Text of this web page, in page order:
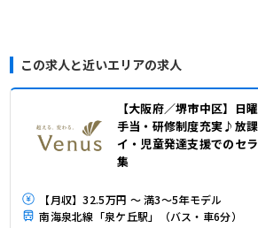
この求人と近いエリアの求人
【大阪府／堺市中区】日
手当・研修制度充実♪放
イ・児童発達支援でのセ
集
【月収】32.5万円 ～ 満3～5年モデル
南海泉北線「泉ケ丘駅」（バス・車6分）